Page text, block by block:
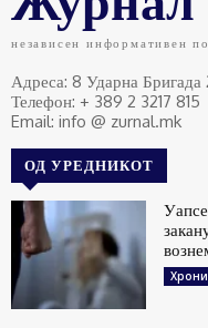
независен информативен
Адреса: 8 Ударна Бригада
Телефон: + 389 2 3217 815
Email: info @ zurnal.mk
ОД УРЕДНИКОТ